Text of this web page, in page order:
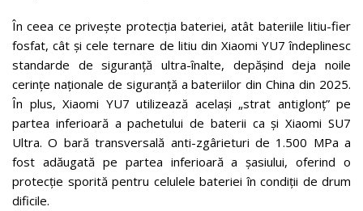
În ceea ce privește protecția bateriei, atât bateriile litiu-fier
fosfat, cât și cele ternare de litiu din Xiaomi YU7 îndeplinesc
standarde de siguranță ultra-înalte, depășind deja noile
cerințe naționale de siguranță a bateriilor din China din 2025.
În plus, Xiaomi YU7 utilizează același „strat antiglonț” pe
partea inferioară a pachetului de baterii ca și Xiaomi SU7
Ultra. O bară transversală anti-zgârieturi de 1.500 MPa a
fost adăugată pe partea inferioară a șasiului, oferind o
protecție sporită pentru celulele bateriei în condiții de drum
dificile.